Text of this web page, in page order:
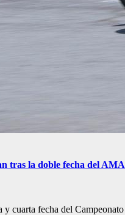
tras la doble fecha del
y cuarta fecha del